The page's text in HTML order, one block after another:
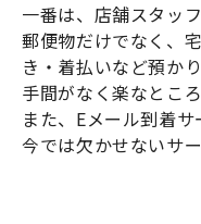
一番は、店舗スタッ
郵便物だけでなく、
き・着払いなど預か
手間がなく楽なところ
また、Eメール到着
今では欠かせないサ